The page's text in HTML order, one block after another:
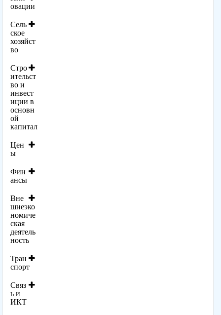
овации
Сель
ское
хозяйст
во
Стро
ительст
во и
инвест
иции в
основн
ой
капитал
Цен
ы
Фин
ансы
Вне
шнеэко
номиче
ская
деятель
ность
Тран
спорт
Связ
ь и
ИКТ